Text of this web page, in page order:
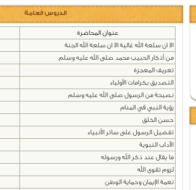
الدروس العامة
عنوان المحاضرة
الا ان سلعة الله غالية الا ان سلعة الله الجنة
من أذكار الحبيب محمد صلى الله عليه وسلم
تعريف المعجزة
التصديق بكرامات الأولياء
نصيحة من الرسول صلى الله عليه وسلم
رؤية النبي في المنام
حسن الخلق
تفضيل الرسول على سائر الأنبياء
الآداب النبوية
ما يقال عند ذكر الله ورسوله
لزوم تقوى الله
نعمة الإيمان وحماية الوطن